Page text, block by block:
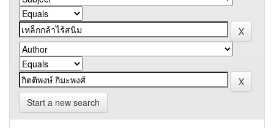
Start a new search